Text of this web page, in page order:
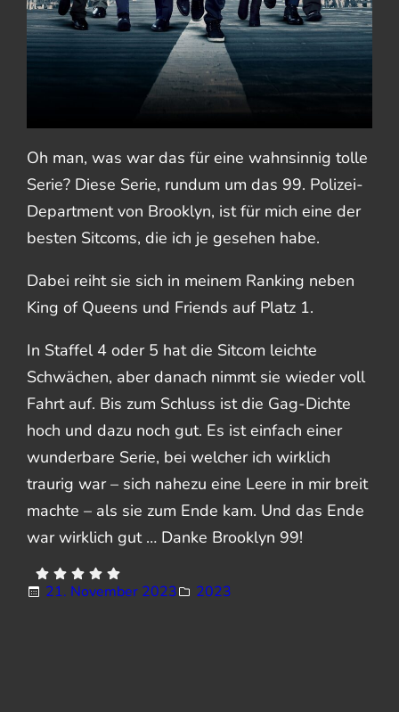
Oh man, was war das für eine wahnsinnig tolle
Serie? Diese Serie, rundum um das 99. Polizei-
Department von Brooklyn, ist für mich eine der
besten Sitcoms, die ich je gesehen habe.
Dabei reiht sie sich in meinem Ranking neben
King of Queens und Friends auf Platz 1.
In Staffel 4 oder 5 hat die Sitcom leichte
Schwächen, aber danach nimmt sie wieder voll
Fahrt auf. Bis zum Schluss ist die Gag-Dichte
hoch und dazu noch gut. Es ist einfach einer
wunderbare Serie, bei welcher ich wirklich
traurig war – sich nahezu eine Leere in mir breit
machte – als sie zum Ende kam. Und das Ende
war wirklich gut … Danke Brooklyn 99!
21. November 2023 2023